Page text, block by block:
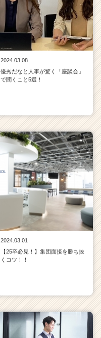
2024.03.08
優秀だなと人事が驚く「座談会」
で聞くこと5選！
2024.03.01
【25卒必見！】集団面接を勝ち抜
くコツ！！